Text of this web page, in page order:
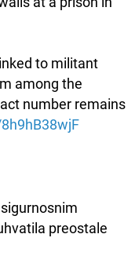
to militant
among the
number remains
preostale